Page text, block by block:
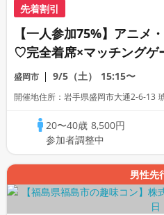
先着割引
【一人参加75%】アニメ
♡完全着席×マッチングゲ
コン
盛岡市 9/5（土） 15:15〜
開催地住所：岩手県盛岡市大通2-6-13
20〜40歳 8,500円
参加者調整中
男性先